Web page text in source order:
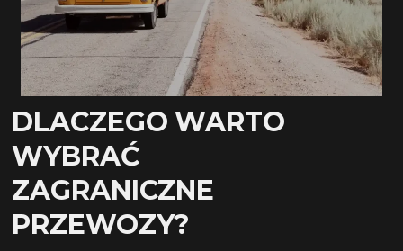
DLACZEGO WARTO
WYBRAĆ
ZAGRANICZNE
PRZEWOZY?